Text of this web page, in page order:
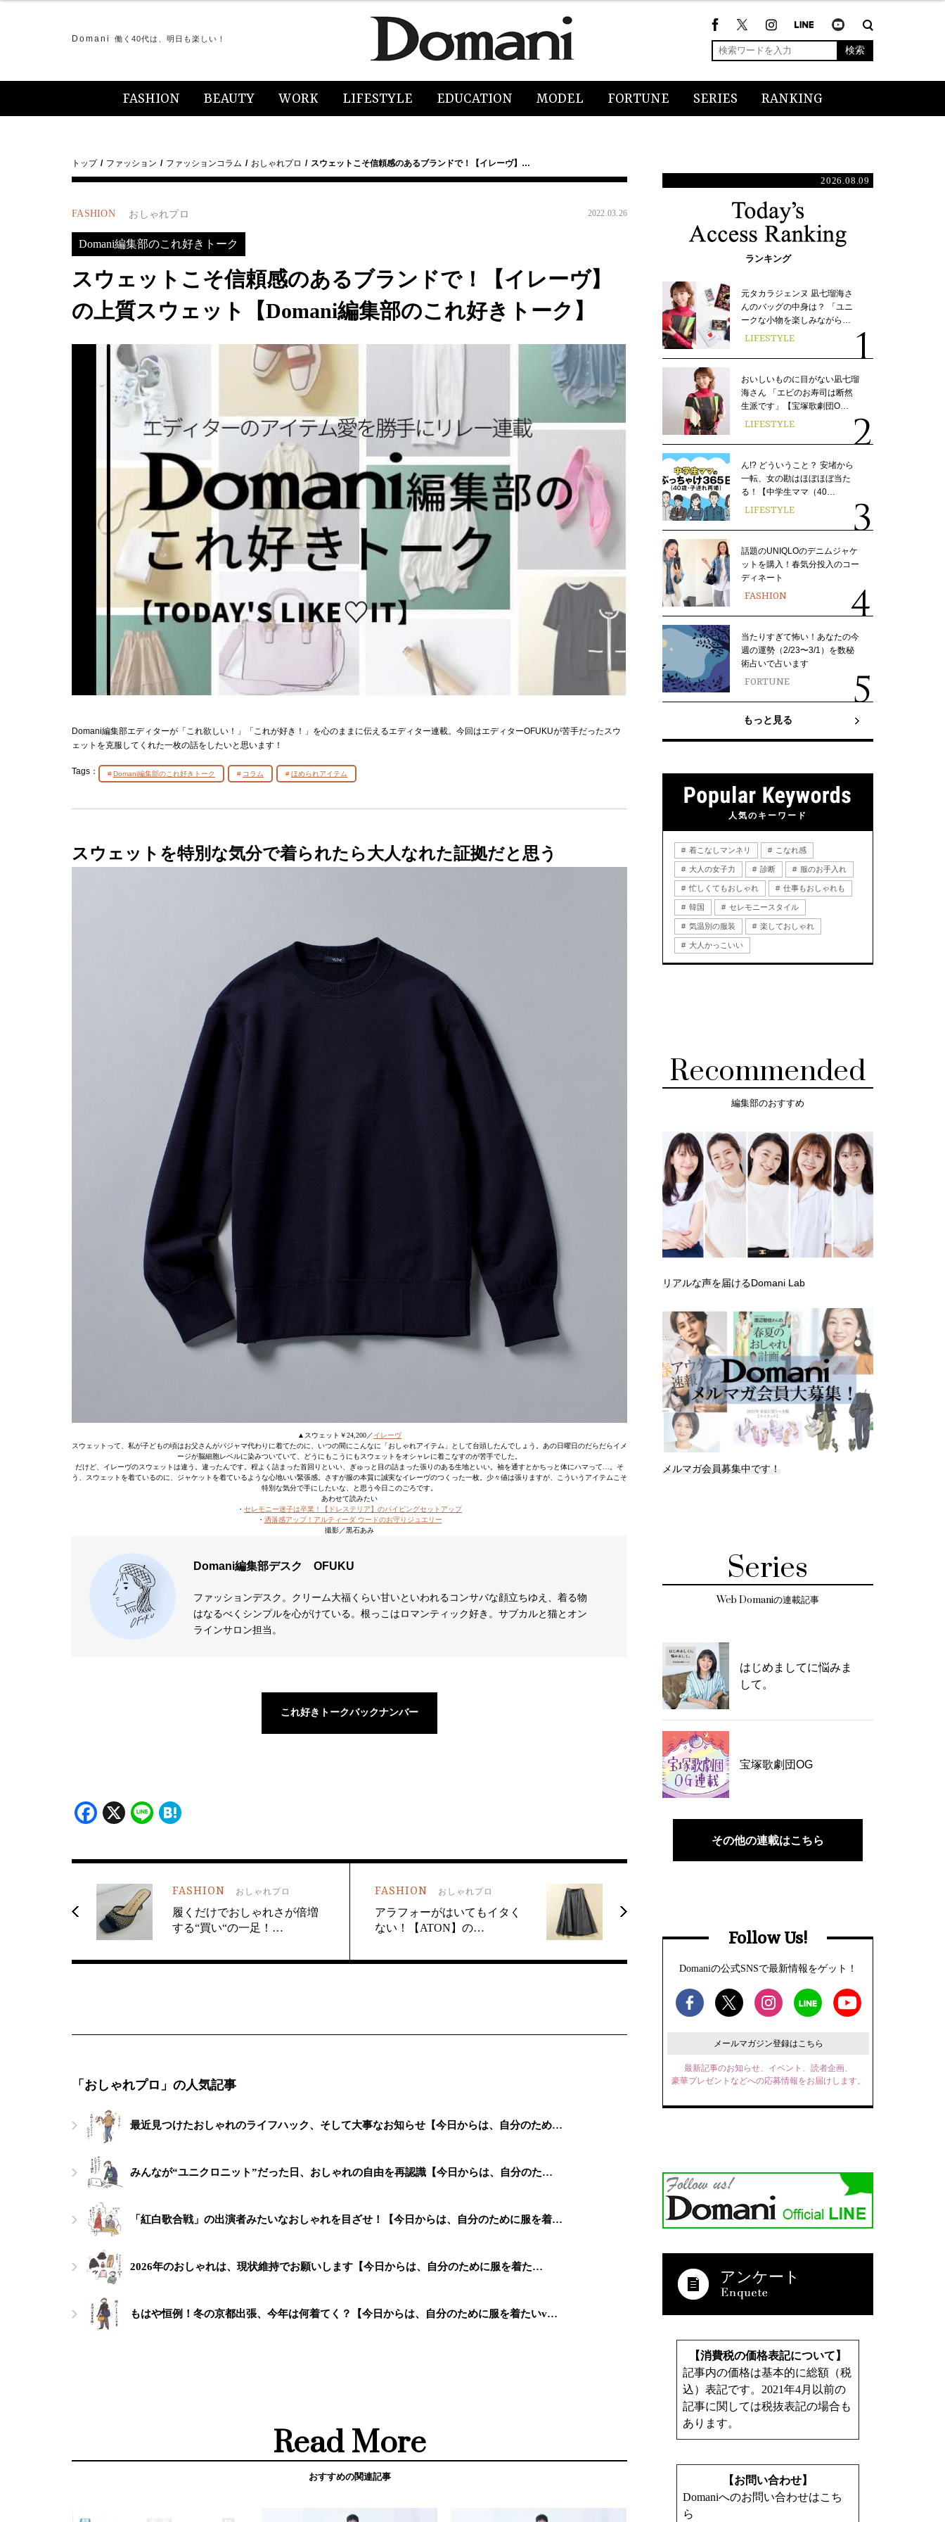
Domani 働く40代は、明日も楽しい！
検索
FASHION BEAUTY WORK LIFESTYLE EDUCATION MODEL FORTUNE SERIES RANKING
トップ ファッション ファッションコラム おしゃれプロ スウェットこそ信頼感のあるブランドで！【イレーヴ】…
FASHION おしゃれプロ 2022.03.26
Domani編集部のこれ好きトーク
スウェットこそ信頼感のあるブランドで！【イレーヴ】
の上質スウェット【Domani編集部のこれ好きトーク】
Domani編集部エディターが「これ欲しい！」「これが好き！」を心のままに伝えるエディター連載。今回はエディターOFUKUが苦手だったスウ
ェットを克服してくれた一枚の話をしたいと思います！
Tags： Domani編集部のこれ好きトーク コラム ほめられアイテム
スウェットを特別な気分で着られたら大人なれた証拠だと思う
▲スウェット￥24,200／イレーヴ
スウェットって、私が子どもの頃はお父さんがパジャマ代わりに着てたのに、いつの間にこんなに「おしゃれアイテム」として台頭したんでしょう。あの日曜日のだらだらイメ
ージが脳細胞レベルに染みついていて、どうにもこうにもスウェットをオシャレに着こなすのが苦手でした。
だけど、イレーヴのスウェットは違う。違ったんです。程よく詰まった首回りといい、ぎゅっと目の詰まった張りのある生地といい。袖を通すとかちっと体にハマって…。そ
う、スウェットを着ているのに、ジャケットを着ているような心地いい緊張感。さすが服の本質に誠実なイレーヴのつくった一枚。少々値は張りますが、こういうアイテムこそ
特別な気分で手にしたいな、と思う今日このごろです。
あわせて読みたい
・ セレモニー迷子は卒業！【ドレステリア】のパイピングセットアップ
・ 洒落感アップ！アルティーダ ウードのお守りジュエリー
撮影／黒石あみ
Domani編集部デスク OFUKU
ファッションデスク。クリーム大福くらい甘いといわれるコンサバな顔立ちゆえ、着る物
はなるべくシンプルを心がけている。根っこはロマンティック好き。サブカルと猫とオン
ラインサロン担当。
これ好きトークバックナンバー
Facebook
X Line
FASHION おしゃれプロ
履くだけでおしゃれさが倍増
する“買い“の一足！…
FASHION おしゃれプロ
アラフォーがはいてもイタく
ない！【ATON】の…
「おしゃれプロ」の人気記事
最近見つけたおしゃれのライフハック、そして大事なお知らせ【今日からは、自分のため…
みんなが“ユニクロニット”だった日、おしゃれの自由を再認識【今日からは、自分のた…
「紅白歌合戦」の出演者みたいなおしゃれを目ざせ！【今日からは、自分のために服を着…
2026年のおしゃれは、現状維持でお願いします【今日からは、自分のために服を着た…
もはや恒例！冬の京都出張、今年は何着てく？【今日からは、自分のために服を着たいv…
Read More
おすすめの関連記事
2026.08.09
ランキング
元タカラジェンヌ 凪七瑠海さ
んのバッグの中身は？ 「ユニ
ークな小物を楽しみながら…
LIFESTYLE
おいしいものに目がない凪七瑠
海さん 「エビのお寿司は断然
生派です」【宝塚歌劇団O…
LIFESTYLE
ん!? どういうこと？ 安堵から
一転、女の勘はほぼほぼ当た
る！【中学生ママ（40…
LIFESTYLE
話題のUNIQLOのデニムジャケ
ットを購入！春気分投入のコー
ディネート
FASHION
当たりすぎて怖い！あなたの今
週の運勢（2/23〜3/1）を数秘
術占いで占います
FORTUNE
もっと見る
人気のキーワード
着こなしマンネリ こなれ感
大人の女子力 診断 服のお手入れ
忙しくてもおしゃれ 仕事もおしゃれも
韓国 セレモニースタイル
気温別の服装 楽しておしゃれ
大人かっこいい
Recommended
編集部のおすすめ
リアルな声を届けるDomani Lab
メルマガ会員募集中です！
Series
Web Domaniの連載記事
はじめましてに悩みま
して。
宝塚歌劇団OG
その他の連載はこちら
Follow Us!
Domaniの公式SNSで最新情報をゲット！
メールマガジン登録はこちら
最新記事のお知らせ、イベント、読者企画、
豪華プレゼントなどへの応募情報をお届けします。
アンケート
【消費税の価格表記について】
記事内の価格は基本的に総額（税
込）表記です。2021年4月以前の
記事に関しては税抜表記の場合も
あります。
【お問い合わせ】
Domaniへのお問い合わせはこち
ら